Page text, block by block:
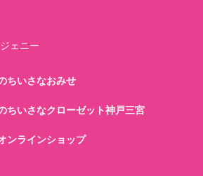
ェニー
ちいさなおみせ
ちいさなクローゼット神戸三宮
ンラインショップ